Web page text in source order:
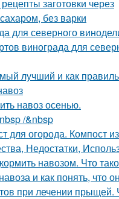
заготовки через
без варки
для северного
винограда для
лучший и как
навоз осенью.
/&nbsp
для огорода. Компост
Недостатки,
навозом. Что
и как понять, что
при лечении